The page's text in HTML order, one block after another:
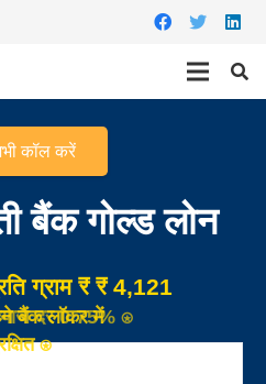
कॉल करें
बैंक गोल्ड लोन
ग्राम ₹ ₹ 4,121
दर 0.75% ⍟